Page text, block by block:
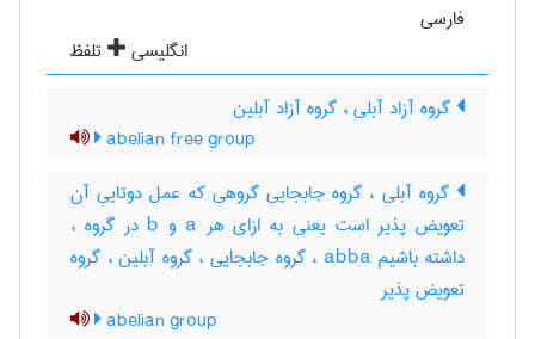
فارسی
انگلیسی
تلفظ
گروه آزاد آبلی ، گروه آزاد آبلین
abelian free group
گروه آبلی ، گروه جابجایی گروهی که عمل دوتایی آن
تعویض پذیر است یعنی به ازای هر a و b در گروه ،
داشته باشیم abba ، گروه جابجایی ، گروه آبلین ، گروه
تعویض پذیر
abelian group